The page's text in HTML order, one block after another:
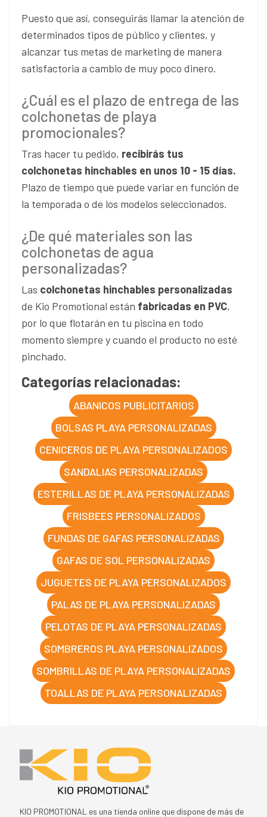
Puesto que así, conseguirás llamar la atención de
determinados tipos de público y clientes, y
alcanzar tus metas de marketing de manera
satisfactoria a cambio de muy poco dinero.
¿Cuál es el plazo de entrega de las
colchonetas de playa
promocionales?
Tras hacer tu pedido, recibirás tus
colchonetas hinchables en unos 10 - 15 días.
Plazo de tiempo que puede variar en función de
la temporada o de los modelos seleccionados.
¿De qué materiales son las
colchonetas de agua
personalizadas?
Las colchonetas hinchables personalizadas
de Kio Promotional están fabricadas en PVC,
por lo que flotarán en tu piscina en todo
momento siempre y cuando el producto no esté
pinchado.
Categorías relacionadas:
ABANICOS PUBLICITARIOS
BOLSAS PLAYA PERSONALIZADAS
CENICEROS DE PLAYA PERSONALIZADOS
SANDALIAS PERSONALIZADAS
ESTERILLAS DE PLAYA PERSONALIZADAS
FRISBEES PERSONALIZADOS
FUNDAS DE GAFAS PERSONALIZADAS
GAFAS DE SOL PERSONALIZADAS
JUGUETES DE PLAYA PERSONALIZADOS
PALAS DE PLAYA PERSONALIZADAS
PELOTAS DE PLAYA PERSONALIZADAS
SOMBREROS PLAYA PERSONALIZADOS
SOMBRILLAS DE PLAYA PERSONALIZADAS
TOALLAS DE PLAYA PERSONALIZADAS
KIO PROMOTIONAL es una tienda online que dispone de más de